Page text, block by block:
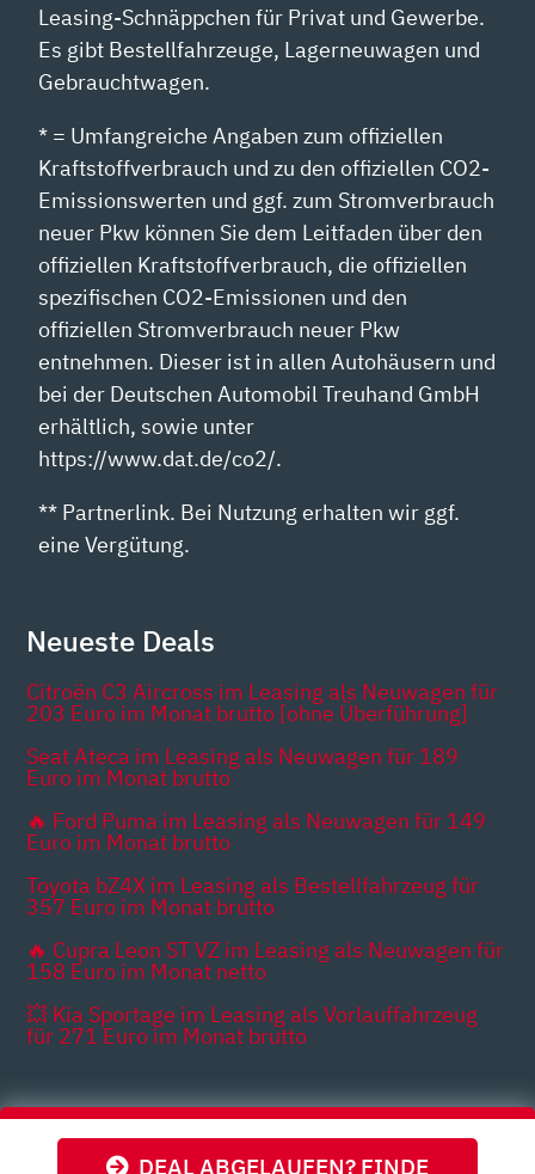
DEAL ABGELAUFEN? FINDE
Leasing-Schnäppchen für Privat und Gewerbe.
Es gibt Bestellfahrzeuge, Lagerneuwagen und
Gebrauchtwagen.
* = Umfangreiche Angaben zum offiziellen
Kraftstoffverbrauch und zu den offiziellen CO2-
Emissionswerten und ggf. zum Stromverbrauch
neuer Pkw können Sie dem Leitfaden über den
offiziellen Kraftstoffverbrauch, die offiziellen
spezifischen CO2-Emissionen und den
offiziellen Stromverbrauch neuer Pkw
entnehmen. Dieser ist in allen Autohäusern und
bei der Deutschen Automobil Treuhand GmbH
erhältlich, sowie unter
https://www.dat.de/co2/.
** Partnerlink. Bei Nutzung erhalten wir ggf.
eine Vergütung.
Neueste Deals
Citroën C3 Aircross im Leasing als Neuwagen für
203 Euro im Monat brutto [ohne Überführung]
Seat Ateca im Leasing als Neuwagen für 189
Euro im Monat brutto
🔥 Ford Puma im Leasing als Neuwagen für 149
Euro im Monat brutto
Toyota bZ4X im Leasing als Bestellfahrzeug für
357 Euro im Monat brutto
🔥 Cupra Leon ST VZ im Leasing als Neuwagen für
158 Euro im Monat netto
💥 Kia Sportage im Leasing als Vorlauffahrzeug
für 271 Euro im Monat brutto